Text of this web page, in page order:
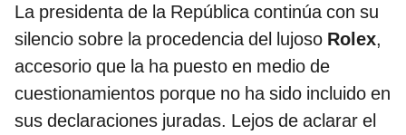
La presidenta de la República continúa con su
silencio sobre la procedencia del lujoso Rolex,
accesorio que la ha puesto en medio de
cuestionamientos porque no ha sido incluido en
sus declaraciones juradas. Lejos de aclarar el